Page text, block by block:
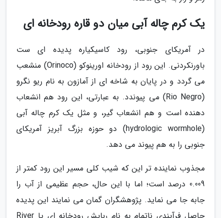
یک کرم چاله آبی میان دو قاره رودخانه ای
در آمریکای جنوبی، رود کاسیکیاره پدیده ای ست
باورنکردنی. این رود از رودخانه اورینوکو (Orinoco) منشعب
می گردد و در پایان به شاخه ای از آمازون به نام ریو نگرو
(Rio Negro) می پیوندد. به عبارتی، این رود هم انشعاب
دهنده است و هم انشعاب گیر، و مثل یک کرم چاله آبی
(hydrologic wormhole) دو حوزه بزرگ آبریز آمریکای
جنوبی را به هم پیوند می دهد.
مجذوب نماینده تر این که شیب کلی مسیر این رود کمتر از
0.009 درصد است؛ اما با این حال، حجم عظیمی از آب را
جابه جا می نماید. پژوهشگران گمان می نمایند این پدیده